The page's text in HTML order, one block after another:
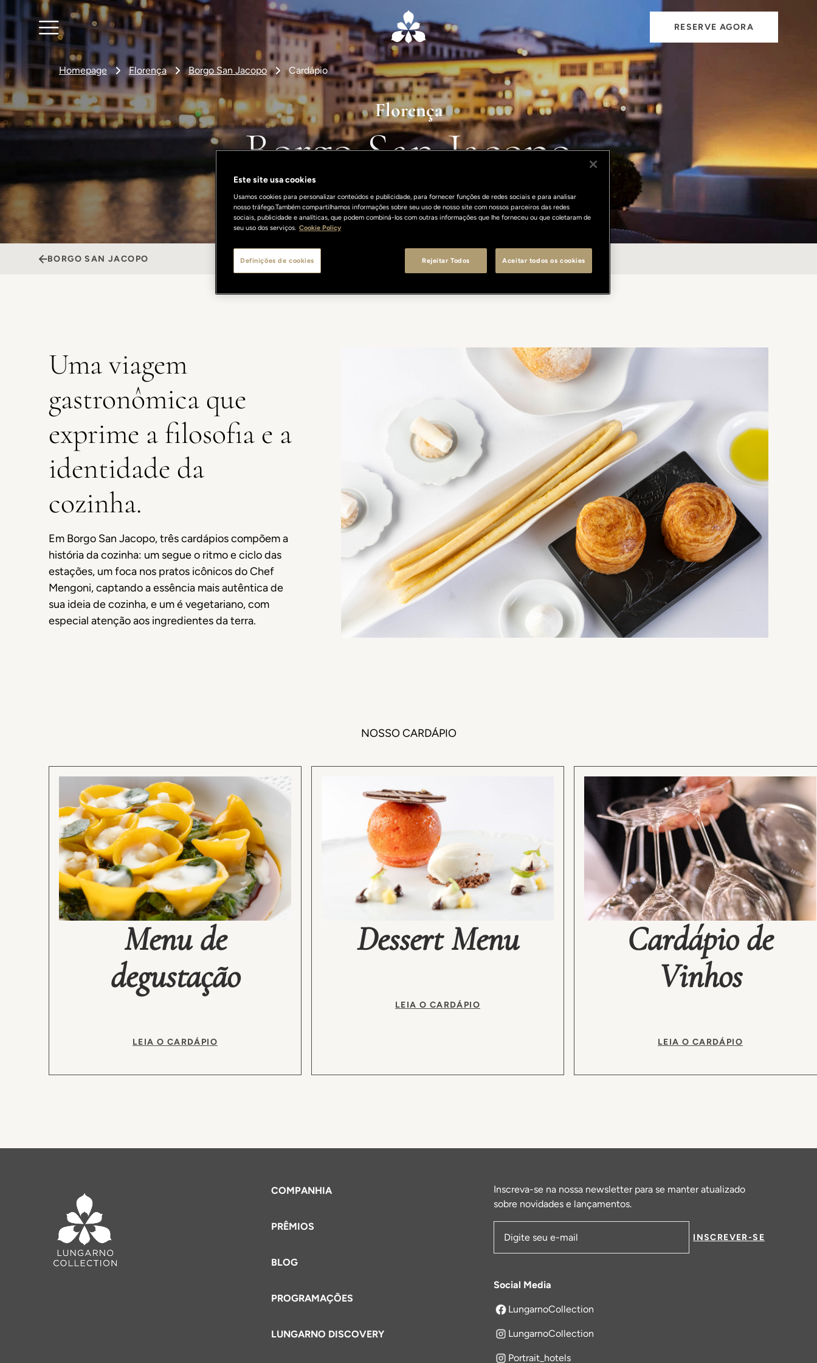
RESERVE AGORA
Homepage Florença Borgo San Jacopo Cardápio
Florença
Borgo San Jacopo
Deleite-se no inesperado
BORGO SAN JACOPO
Uma viagem
gastronômica que
exprime a filosofia e a
identidade da
cozinha.
Em Borgo San Jacopo, três cardápios compõem a
história da cozinha: um segue o ritmo e ciclo das
estações, um foca nos pratos icônicos do Chef
Mengoni, captando a essência mais autêntica de
sua ideia de cozinha, e um é vegetariano, com
especial atenção aos ingredientes da terra.
NOSSO CARDÁPIO
Menu de
degustação
LEIA O CARDÁPIO
Dessert Menu
LEIA O CARDÁPIO
Cardápio de
Vinhos
LEIA O CARDÁPIO
COMPANHIA
PRÊMIOS
BLOG
PROGRAMAÇÕES
LUNGARNO DISCOVERY
Inscreva-se na nossa newsletter para se manter atualizado
sobre novidades e lançamentos.
Endereço de email
INSCREVER-SE
Social Media
LungarnoCollection
abre em uma nova aba
LungarnoCollection
Portrait_hotels
Este site usa cookies
Usamos cookies para personalizar conteúdos e publicidade, para fornecer funções de redes sociais e para analisar
nosso tráfego.Também compartilhamos informações sobre seu uso de nosso site com nossos parceiros das redes
sociais, publicidade e analíticas, que podem combiná-los com outras informações que lhe forneceu ou que coletaram de
seu uso dos serviços. Cookie Policy
Rejeitar Todos Aceitar todos os cookies
Definições de cookies